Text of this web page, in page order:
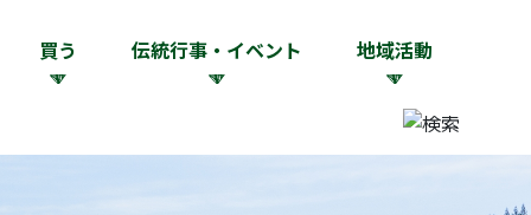
買う 伝統行事・イベント 地域活動